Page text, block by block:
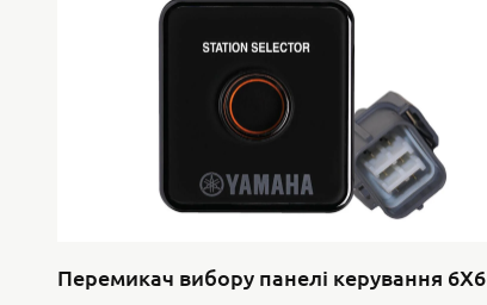
Перемикач вибору панелі керування 6X6